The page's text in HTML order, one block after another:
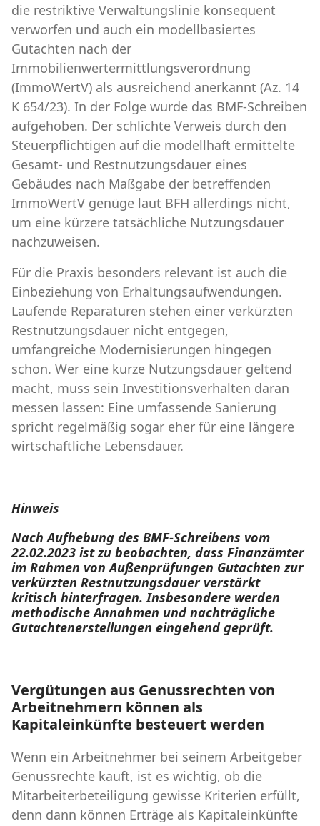
die restriktive Verwaltungslinie konsequent
verworfen und auch ein modellbasiertes
Gutachten nach der
Immobilienwertermittlungsverordnung
(ImmoWertV) als ausreichend anerkannt (Az. 14
K 654/23). In der Folge wurde das BMF-Schreiben
aufgehoben. Der schlichte Verweis durch den
Steuerpflichtigen auf die modellhaft ermittelte
Gesamt- und Restnutzungsdauer eines
Gebäudes nach Maßgabe der betreffenden
ImmoWertV genüge laut BFH allerdings nicht,
um eine kürzere tatsächliche Nutzungsdauer
nachzuweisen.
Für die Praxis besonders relevant ist auch die
Einbeziehung von Erhaltungsaufwendungen.
Laufende Reparaturen stehen einer verkürzten
Restnutzungsdauer nicht entgegen,
umfangreiche Modernisierungen hingegen
schon. Wer eine kurze Nutzungsdauer geltend
macht, muss sein Investitionsverhalten daran
messen lassen: Eine umfassende Sanierung
spricht regelmäßig sogar eher für eine längere
wirtschaftliche Lebensdauer.
Hinweis
Nach Aufhebung des BMF-Schreibens vom
22.02.2023 ist zu beobachten, dass Finanzämter
im Rahmen von Außenprüfungen Gutachten zur
verkürzten Restnutzungsdauer verstärkt
kritisch hinterfragen. Insbesondere werden
methodische Annahmen und nachträgliche
Gutachtenerstellungen eingehend geprüft.
Vergütungen aus Genussrechten von
Arbeitnehmern können als
Kapitaleinkünfte besteuert werden
Wenn ein Arbeitnehmer bei seinem Arbeitgeber
Genussrechte kauft, ist es wichtig, ob die
Mitarbeiterbeteiligung gewisse Kriterien erfüllt,
denn dann können Erträge als Kapitaleinkünfte